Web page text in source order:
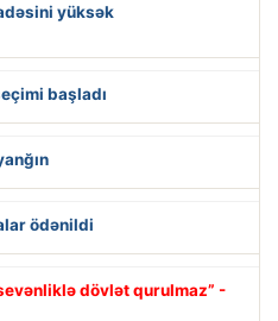
yüksək
başladı
ödənildi
dövlət qurulmaz” -